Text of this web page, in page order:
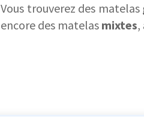
Vous trouverez des matelas
encore des matelas mixtes,